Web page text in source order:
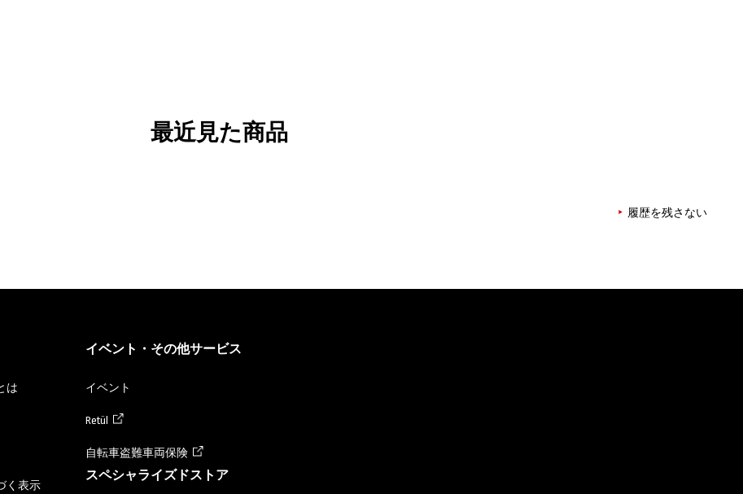
最近見た商品
履歴を残さない
は
く表示
イベント・その他サービス
イベント
Retül
自転車盗難車両保険
スペシャライズドストア